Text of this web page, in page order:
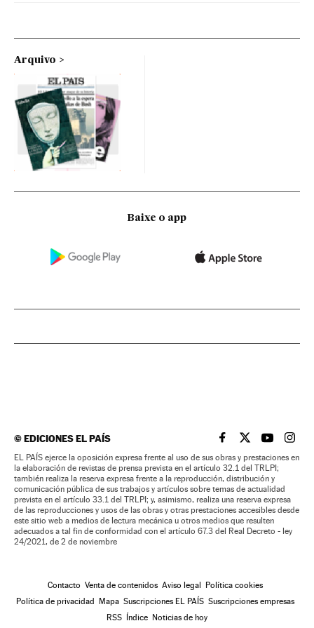
Arquivo
Baixe o app
©EDICIONES EL PAÍS EL PAÍS BRASIL EN
EL PAÍSEL PAÍS
EL
EL PAÍS ejerce la oposición expresa frente al uso de sus obras y prestaciones en
la elaboración de revistas de prensa prevista en el artículo 32.1 del TRLPI;
también realiza la reserva expresa frente a la reproducción, distribución y
comunicación pública de sus trabajos y artículos sobre temas de actualidad
prevista en el artículo 33.1 del TRLPI; y, asimismo, realiza una reserva expresa
de las reproducciones y usos de las obras y otras prestaciones accesibles desde
este sitio web a medios de lectura mecánica u otros medios que resulten
adecuados a tal fin de conformidad con el artículo 67.3 del Real Decreto - ley
24/2021, de 2 de noviembre
Contacto Venta de contenidos Aviso legal Política cookies
Política de privacidad Mapa Suscripciones EL PAÍS Suscripciones empresas
RSS Índice Noticias de hoy